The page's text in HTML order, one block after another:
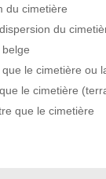
du cimetière
du
le cimetière ou
le cimetière
que le cimetière